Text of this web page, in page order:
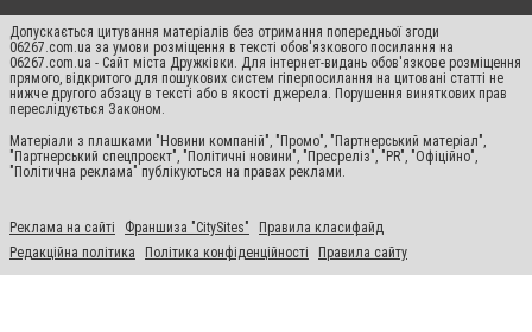
Допускається цитування матеріалів без отримання попередньої згоди
06267.com.ua за умови розміщення в тексті обов'язкового посилання на
06267.com.ua - Сайт міста Дружківки. Для інтернет-видань обов'язкове розміщення
прямого, відкритого для пошукових систем гіперпосилання на цитовані статті не
нижче другого абзацу в тексті або в якості джерела. Порушення виняткових прав
переслідується Законом.
Матеріали з плашками "Новини компаній", "Промо", "Партнерський матеріал",
"Партнерський спецпроєкт", "Політичні новини", "Пресреліз", "PR", "Офіційно",
"Політична реклама" публікуються на правах реклами.
Реклама на сайті Франшиза "CitySites"
Правила класифайд
Редакційна політика
Політика конфіденційності Правила сайту